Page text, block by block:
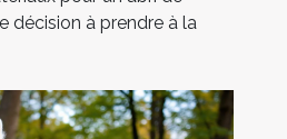
décision à prendre à la